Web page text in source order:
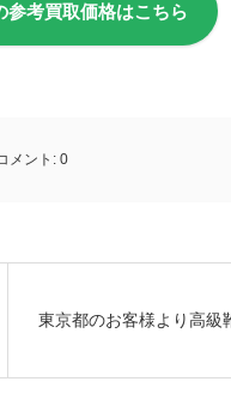
参考買取価格はこちら
メント: 0
東京都のお客様より高級